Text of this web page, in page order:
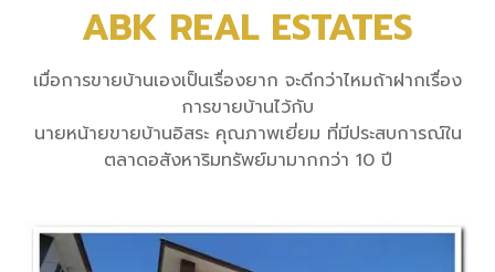
ABK REAL ESTATES
เมื่อการขายบ้านเองเป็นเรื่องยาก จะดีกว่าไหมถ้าฝากเรื่อง
การขายบ้านไว้กับ
นายหน้ายขายบ้านอิสระ คุณภาพเยี่ยม ที่มีประสบการณ์ใน
ตลาดอสังหาริมทรัพย์มามากกว่า 10 ปี